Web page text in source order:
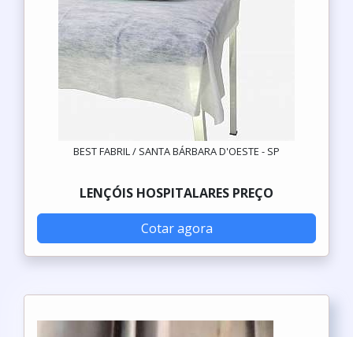
BEST FABRIL / SANTA BÁRBARA D'OESTE - SP
LENÇÓIS HOSPITALARES PREÇO
Cotar agora